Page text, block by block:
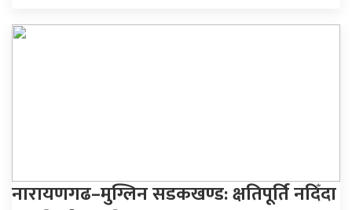
नारायणगढ–मुग्लिन सडकखण्ड: क्षतिपूर्ति नदिँदा